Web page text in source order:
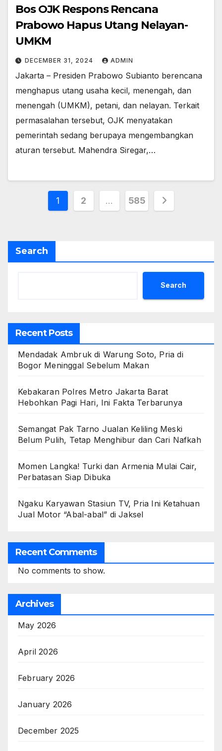
Bos OJK Respons Rencana
Prabowo Hapus Utang Nelayan-
UMKM
DECEMBER 31, 2024 ADMIN
Jakarta – Presiden Prabowo Subianto berencana
menghapus utang usaha kecil, menengah, dan
menengah (UMKM), petani, dan nelayan. Terkait
permasalahan tersebut, OJK menyatakan
pemerintah sedang berupaya mengembangkan
aturan tersebut. Mahendra Siregar,…
Posts
1 2 … 585
Search
Search
Recent Posts
Mendadak Ambruk di Warung Soto, Pria di
Bogor Meninggal Sebelum Makan
Kebakaran Polres Metro Jakarta Barat
Hebohkan Pagi Hari, Ini Fakta Terbarunya
Semangat Pak Tarno Jualan Keliling Meski
Belum Pulih, Tetap Menghibur dan Cari Nafkah
Momen Langka! Turki dan Armenia Mulai Cair,
Perbatasan Siap Dibuka
Ngaku Karyawan Stasiun TV, Pria Ini Ketahuan
Jual Motor “Abal-abal” di Jaksel
Recent Comments
No comments to show.
Archives
May 2026
April 2026
February 2026
January 2026
December 2025